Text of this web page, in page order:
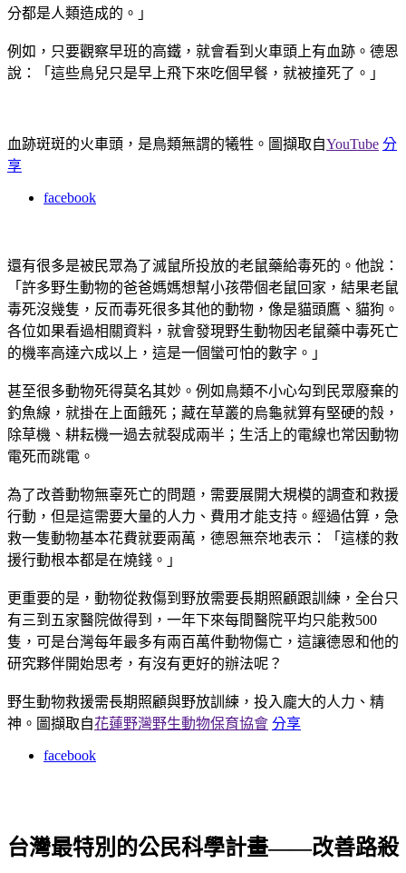
分都是人類造成的。」
例如，只要觀察早班的高鐵，就會看到火車頭上有血跡。德恩
說：「這些鳥兒只是早上飛下來吃個早餐，就被撞死了。」
血跡斑斑的火車頭，是鳥類無謂的犧牲。圖擷取自YouTube 分
享
facebook
還有很多是被民眾為了滅鼠所投放的老鼠藥給毒死的。他說：
「許多野生動物的爸爸媽媽想幫小孩帶個老鼠回家，結果老鼠
毒死沒幾隻，反而毒死很多其他的動物，像是貓頭鷹、貓狗。
各位如果看過相關資料，就會發現野生動物因老鼠藥中毒死亡
的機率高達六成以上，這是一個蠻可怕的數字。」
甚至很多動物死得莫名其妙。例如鳥類不小心勾到民眾廢棄的
釣魚線，就掛在上面餓死；藏在草叢的烏龜就算有堅硬的殼，
除草機、耕耘機一過去就裂成兩半；生活上的電線也常因動物
電死而跳電。
為了改善動物無辜死亡的問題，需要展開大規模的調查和救援
行動，但是這需要大量的人力、費用才能支持。經過估算，急
救一隻動物基本花費就要兩萬，德恩無奈地表示：「這樣的救
援行動根本都是在燒錢。」
更重要的是，動物從救傷到野放需要長期照顧跟訓練，全台只
有三到五家醫院做得到，一年下來每間醫院平均只能救500
隻，可是台灣每年最多有兩百萬件動物傷亡，這讓德恩和他的
研究夥伴開始思考，有沒有更好的辦法呢？
野生動物救援需長期照顧與野放訓練，投入龐大的人力、精
神。圖擷取自花蓮野灣野生動物保育協會 分享
facebook
台灣最特別的公民科學計畫——改善路殺